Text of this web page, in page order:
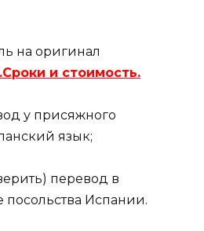
на оригинал
и стоимость.
у присяжного
язык;
перевод в
посольства Испании.